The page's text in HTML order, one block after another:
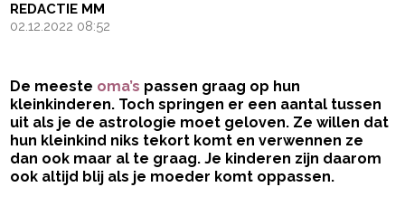
REDACTIE MM
02.12.2022 08:52
De meeste oma’s passen graag op hun
kleinkinderen. Toch springen er een aantal tussen
uit als je de astrologie moet geloven. Ze willen dat
hun kleinkind niks tekort komt en verwennen ze
dan ook maar al te graag. Je kinderen zijn daarom
ook altijd blij als je moeder komt oppassen.